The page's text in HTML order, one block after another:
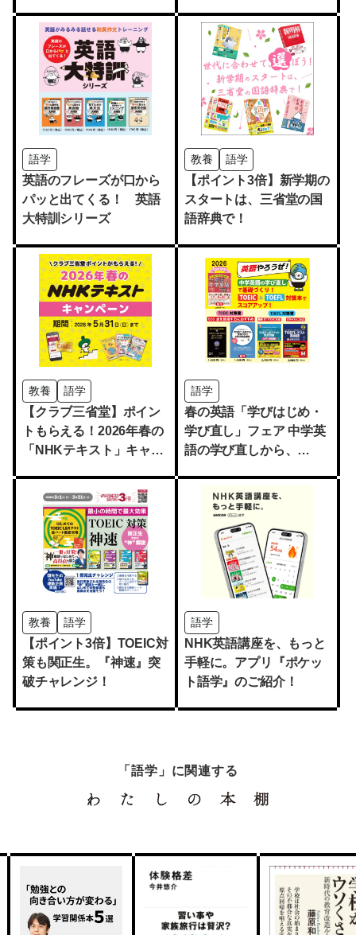
語学
英語のフレーズが口から
パッと出てくる！ 英語
大特訓シリーズ
教養 語学
【ポイント3倍】新学期の
スタートは、三省堂の国
語辞典で！
教養 語学
【クラブ三省堂】ポイン
トもらえる！2026年春の
「NHKテキスト」キャン
語学
春の英語「学びはじめ・
学び直し」フェア 中学英
語の学び直しから、
教養 語学
【ポイント3倍】TOEIC対
策も関正生。『神速』突
破チャレンジ！
語学
NHK英語講座を、もっと
手軽に。アプリ『ポケッ
ト語学』のご紹介！
「語学」に関連する